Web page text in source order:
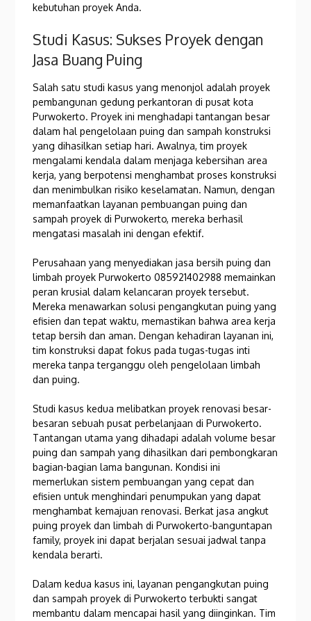
kebutuhan proyek Anda.
Studi Kasus: Sukses Proyek dengan
Jasa Buang Puing
Salah satu studi kasus yang menonjol adalah proyek
pembangunan gedung perkantoran di pusat kota
Purwokerto. Proyek ini menghadapi tantangan besar
dalam hal pengelolaan puing dan sampah konstruksi
yang dihasilkan setiap hari. Awalnya, tim proyek
mengalami kendala dalam menjaga kebersihan area
kerja, yang berpotensi menghambat proses konstruksi
dan menimbulkan risiko keselamatan. Namun, dengan
memanfaatkan layanan pembuangan puing dan
sampah proyek di Purwokerto, mereka berhasil
mengatasi masalah ini dengan efektif.
Perusahaan yang menyediakan jasa bersih puing dan
limbah proyek Purwokerto 085921402988 memainkan
peran krusial dalam kelancaran proyek tersebut.
Mereka menawarkan solusi pengangkutan puing yang
efisien dan tepat waktu, memastikan bahwa area kerja
tetap bersih dan aman. Dengan kehadiran layanan ini,
tim konstruksi dapat fokus pada tugas-tugas inti
mereka tanpa terganggu oleh pengelolaan limbah
dan puing.
Studi kasus kedua melibatkan proyek renovasi besar-
besaran sebuah pusat perbelanjaan di Purwokerto.
Tantangan utama yang dihadapi adalah volume besar
puing dan sampah yang dihasilkan dari pembongkaran
bagian-bagian lama bangunan. Kondisi ini
memerlukan sistem pembuangan yang cepat dan
efisien untuk menghindari penumpukan yang dapat
menghambat kemajuan renovasi. Berkat jasa angkut
puing proyek dan limbah di Purwokerto-banguntapan
family, proyek ini dapat berjalan sesuai jadwal tanpa
kendala berarti.
Dalam kedua kasus ini, layanan pengangkutan puing
dan sampah proyek di Purwokerto terbukti sangat
membantu dalam mencapai hasil yang diinginkan. Tim